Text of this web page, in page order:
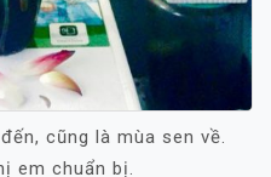
cũng là mùa sen về.
em chuẩn bị.